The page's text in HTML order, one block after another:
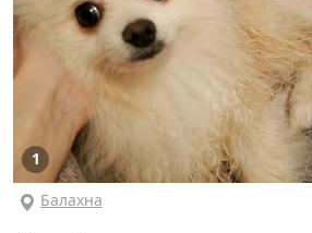
1
Балахна